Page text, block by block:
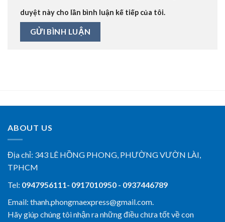
duyệt này cho lần bình luận kế tiếp của tôi.
ABOUT US
Địa chỉ: 343 LÊ HỒNG PHONG, PHƯỜNG VƯỜN LÀI,
TPHCM
Tel: 0947956111- 0917010950 - 0937446789
Email: thanh.phongmaexpress@gmail.com.
Hãy giúp chúng tôi nhận ra những điều chưa tốt về con